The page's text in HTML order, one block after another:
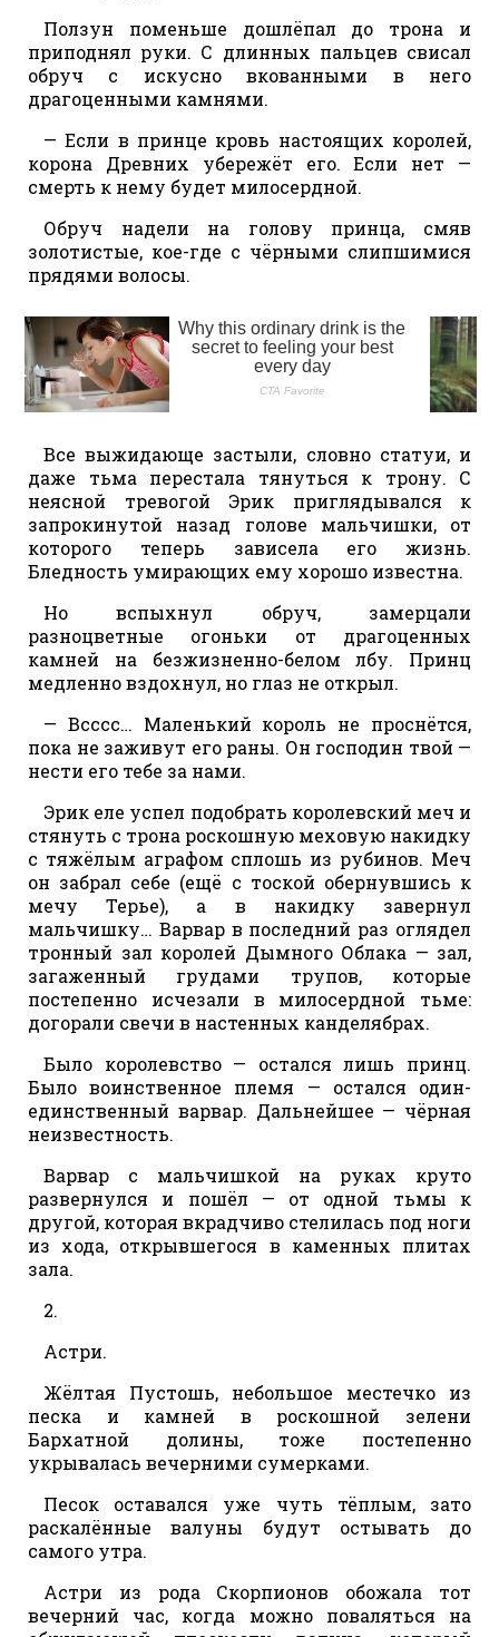
Ползун поменьше дошлёпал до трона и
приподнял руки. С длинных пальцев свисал
обруч с искусно вкованными в него
драгоценными камнями.
— Если в принце кровь настоящих королей,
корона Древних убережёт его. Если нет —
смерть к нему будет милосердной.
Обруч надели на голову принца, смяв
золотистые, кое-где с чёрными слипшимися
прядями волосы.
Все выжидающе застыли, словно статуи, и
даже тьма перестала тянуться к трону. С
неясной тревогой Эрик приглядывался к
запрокинутой назад голове мальчишки, от
которого теперь зависела его жизнь.
Бледность умирающих ему хорошо известна.
Но вспыхнул обруч, замерцали
разноцветные огоньки от драгоценных
камней на безжизненно-белом лбу. Принц
медленно вздохнул, но глаз не открыл.
— Всссс… Маленький король не проснётся,
пока не заживут его раны. Он господин твой —
нести его тебе за нами.
Эрик еле успел подобрать королевский меч и
стянуть с трона роскошную меховую накидку
с тяжёлым аграфом сплошь из рубинов. Меч
он забрал себе (ещё с тоской обернувшись к
мечу Терье), а в накидку завернул
мальчишку… Варвар в последний раз оглядел
тронный зал королей Дымного Облака — зал,
загаженный грудами трупов, которые
постепенно исчезали в милосердной тьме:
догорали свечи в настенных канделябрах.
Было королевство — остался лишь принц.
Было воинственное племя — остался один-
единственный варвар. Дальнейшее — чёрная
неизвестность.
Варвар с мальчишкой на руках круто
развернулся и пошёл — от одной тьмы к
другой, которая вкрадчиво стелилась под ноги
из хода, открывшегося в каменных плитах
зала.
2.
Астри.
Жёлтая Пустошь, небольшое местечко из
песка и камней в роскошной зелени
Бархатной долины, тоже постепенно
укрывалась вечерними сумерками.
Песок оставался уже чуть тёплым, зато
раскалённые валуны будут остывать до
самого утра.
Астри из рода Скорпионов обожала тот
вечерний час, когда можно поваляться на